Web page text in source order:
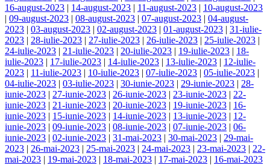
16-august-2023 | 14-august-2023 | 11-august-2023 | 10-august-2023
| 09-august-2023 | 08-august-2023 | 07-august-2023 | 04-august-
2023 | 03-august-2023 | 02-august-2023 | 01-august-2023 | 31-iulie-
2023 | 28-iulie-2023 | 27-iulie-2023 | 26-iulie-2023 | 25-iulie-2023 |
24-iulie-2023 | 21-iulie-2023 | 20-iulie-2023 | 19-iulie-2023 | 18-
iulie-2023 | 17-iulie-2023 | 14-iulie-2023 | 13-iulie-2023 | 12-iulie-
2023 | 11-iulie-2023 | 10-iulie-2023 | 07-iulie-2023 | 05-iulie-2023 |
04-iulie-2023 | 03-iulie-2023 | 30-iunie-2023 | 29-iunie-2023 | 28-
iunie-2023 | 27-iunie-2023 | 26-iunie-2023 | 23-iunie-2023 | 22-
iunie-2023 | 21-iunie-2023 | 20-iunie-2023 | 19-iunie-2023 | 16-
iunie-2023 | 15-iunie-2023 | 14-iunie-2023 | 13-iunie-2023 | 12-
iunie-2023 | 09-iunie-2023 | 08-iunie-2023 | 07-iunie-2023 | 06-
iunie-2023 | 02-iunie-2023 | 31-mai-2023 | 30-mai-2023 | 29-mai-
2023 | 26-mai-2023 | 25-mai-2023 | 24-mai-2023 | 23-mai-2023 | 22-
mai-2023 | 19-mai-2023 | 18-mai-2023 | 17-mai-2023 | 16-mai-2023